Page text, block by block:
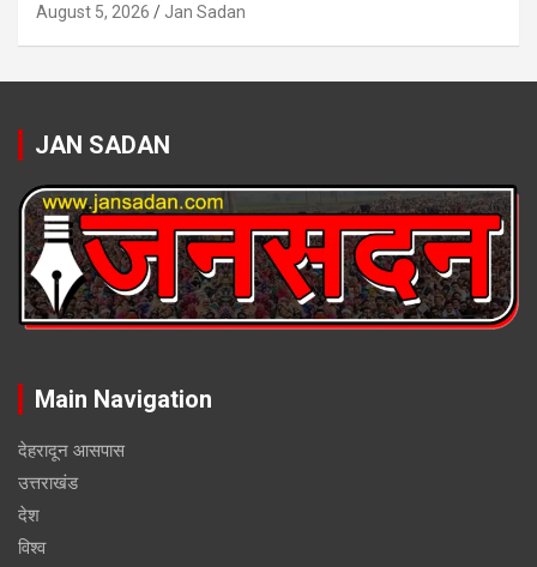
August 5, 2026 Jan Sadan
JAN SADAN
Main Navigation
देहरादून आसपास
उत्तराखंड
देश
विश्व